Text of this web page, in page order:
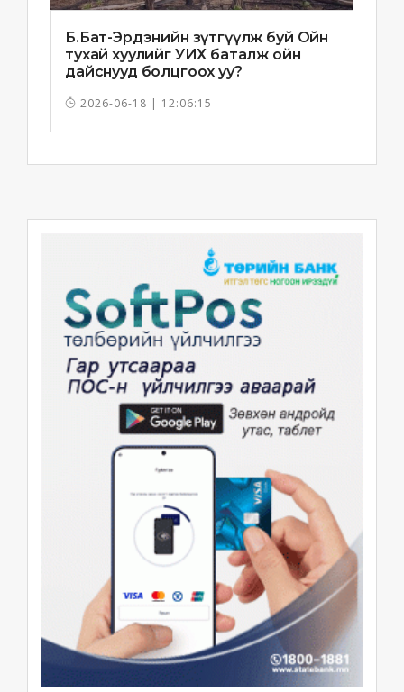
Б.Бат-Эрдэнийн зүтгүүлж буй Ойн
тухай хуулийг УИХ баталж ойн
дайснууд болцгоох уу?
2026-06-18 | 12:06:15